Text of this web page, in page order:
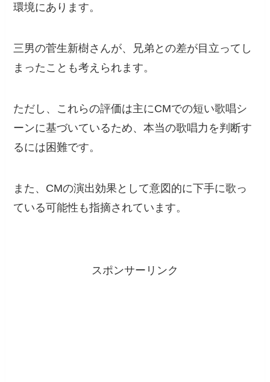
環境にあります。
三男の菅生新樹さんが、兄弟との差が目立ってし
まったことも考えられます。
ただし、これらの評価は主にCMでの短い歌唱シ
ーンに基づいているため、本当の歌唱力を判断す
るには困難です。
また、CMの演出効果として意図的に下手に歌っ
ている可能性も指摘されています。
スポンサーリンク